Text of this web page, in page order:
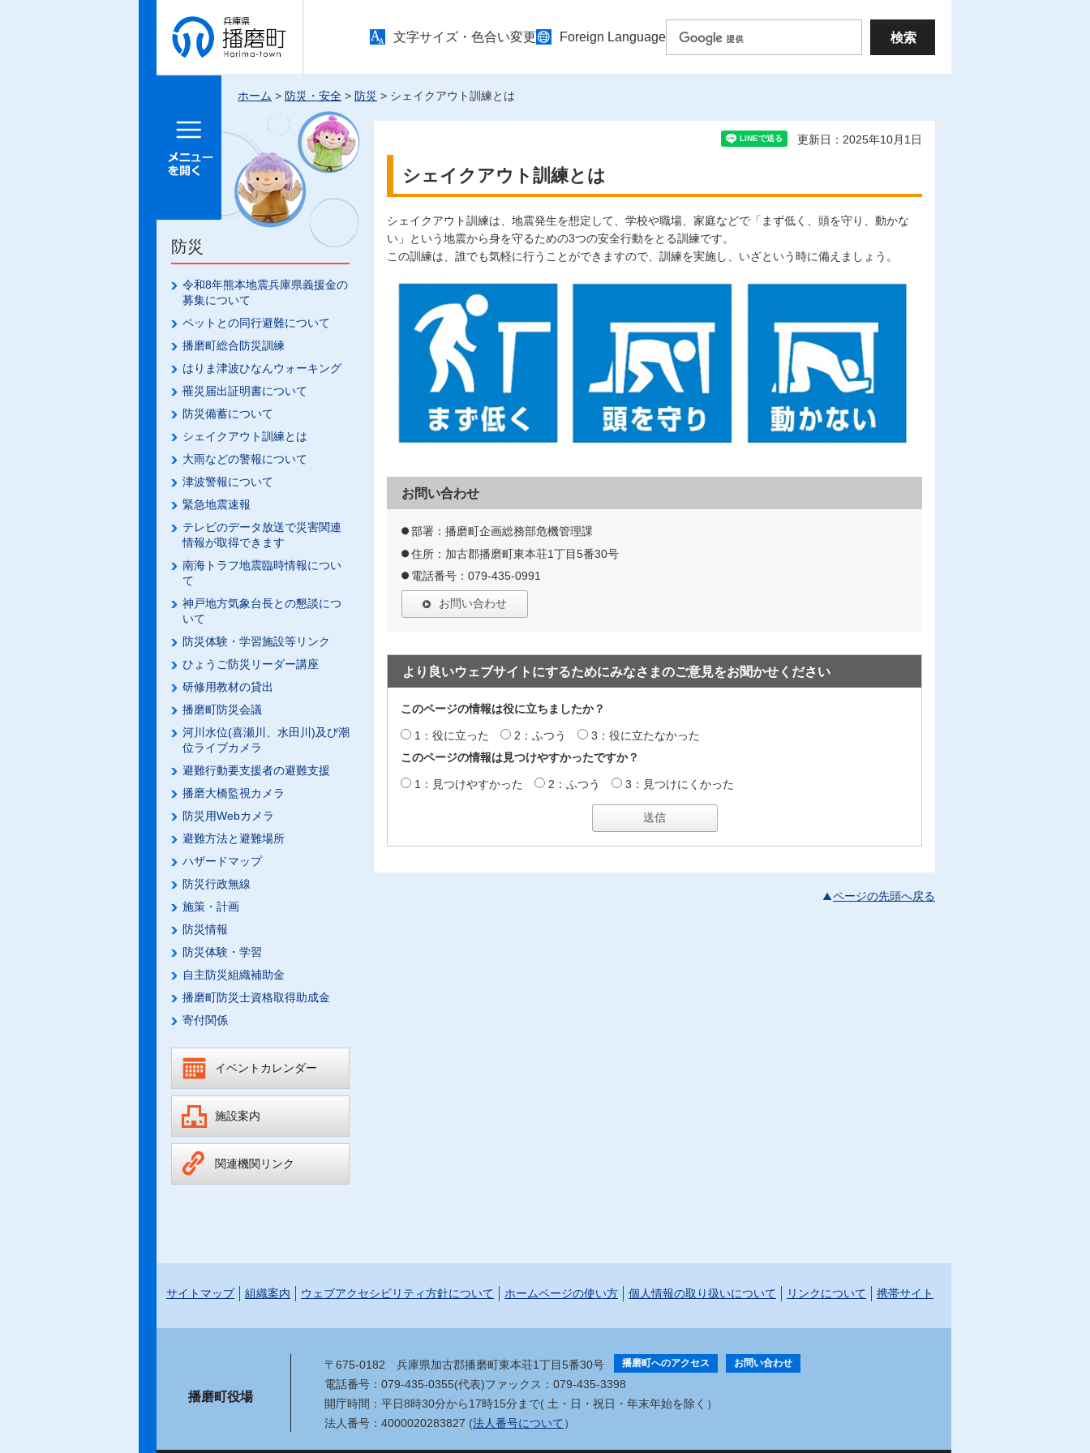
兵庫県 播
磨町
文字サイズ・色合い変更 Foreign Language
メニュー
ホーム > 防災・安全 > 防災 > シェイクアウト訓練とは
防災
令和8年熊本地震兵庫県義援金の
募集について
ペットとの同行避難について
播磨町総合防災訓練
はりま津波ひなんウォーキング
罹災届出証明書について
防災備蓄について
シェイクアウト訓練とは
大雨などの警報について
津波警報について
緊急地震速報
テレビのデータ放送で災害関連
情報が取得できます
南海トラフ地震臨時情報につい
て
神戸地方気象台長との懇談につ
いて
防災体験・学習施設等リンク
ひょうご防災リーダー講座
研修用教材の貸出
播磨町防災会議
河川水位(喜瀬川、水田川)及び潮
位ライブカメラ
避難行動要支援者の避難支援
播磨大橋監視カメラ
防災用Webカメラ
避難方法と避難場所
ハザードマップ
防災行政無線
施策・計画
防災情報
防災体験・学習
自主防災組織補助金
播磨町防災士資格取得助成金
寄付関係
イベントカレンダー
施設案内
関連機関リンク
更新日：2025年10月1日
シェイクアウト訓練とは
シェイクアウト訓練は、地震発生を想定して、学校や職場、家庭などで「まず低く、頭を守り、動かな
い」という地震から身を守るための3つの安全行動をとる訓練です。
この訓練は、誰でも気軽に行うことができますので、訓練を実施し、いざという時に備えましょう。
お問い合わせ
部署：播磨町企画総務部危機管理課
住所：加古郡播磨町東本荘1丁目5番30号
電話番号：079-435-0991
お問い合わせ
より良いウェブサイトにするためにみなさまのご意見をお聞かせください
このページの情報は役に立ちましたか？
1：役に立った 2：ふつう
3：役に立たなかった
このページの情報は見つけやすかったですか？
1：見つけやすかった 2：ふつう 3：見つけにくかった
ページの先頭へ戻る
サイトマップ 組織案内 ウェブアクセシビリティ方針について ホームページの使い方 個人情報の取り扱いについて リンクについて 携帯サイト
播磨町役場
〒675-0182 兵庫県加古郡播磨町東本荘1丁目5番30号 播磨町へのアクセス お問い合わせ
電話番号：079-435-0355(代表)ファックス：079-435-3398
開庁時間：平日8時30分から17時15分まで( 土・日・祝日・年末年始を除く）
法人番号：4000020283827 (法人番号について ）